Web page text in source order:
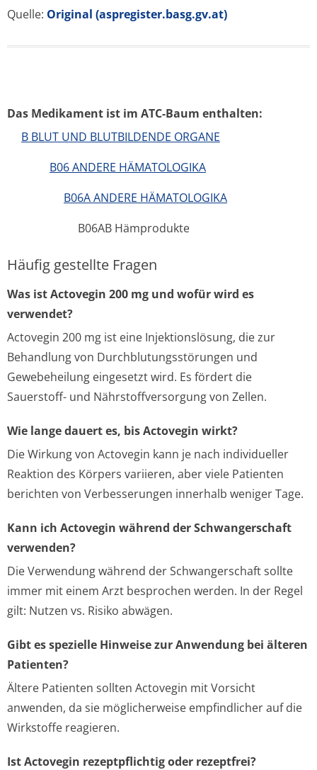
Quelle: Original (aspregister.basg.gv.at)
Das Medikament ist im ATC-Baum enthalten:
B BLUT UND BLUTBILDENDE ORGANE
B06 ANDERE HÄMATOLOGIKA
B06A ANDERE HÄMATOLOGIKA
B06AB Hämprodukte
Häufig gestellte Fragen
Was ist Actovegin 200 mg und wofür wird es
verwendet?
Actovegin 200 mg ist eine Injektionslösung, die zur
Behandlung von Durchblutungsstörungen und
Gewebeheilung eingesetzt wird. Es fördert die
Sauerstoff- und Nährstoffversorgung von Zellen.
Wie lange dauert es, bis Actovegin wirkt?
Die Wirkung von Actovegin kann je nach individueller
Reaktion des Körpers variieren, aber viele Patienten
berichten von Verbesserungen innerhalb weniger Tage.
Kann ich Actovegin während der Schwangerschaft
verwenden?
Die Verwendung während der Schwangerschaft sollte
immer mit einem Arzt besprochen werden. In der Regel
gilt: Nutzen vs. Risiko abwägen.
Gibt es spezielle Hinweise zur Anwendung bei älteren
Patienten?
Ältere Patienten sollten Actovegin mit Vorsicht
anwenden, da sie möglicherweise empfindlicher auf die
Wirkstoffe reagieren.
Ist Actovegin rezeptpflichtig oder rezeptfrei?